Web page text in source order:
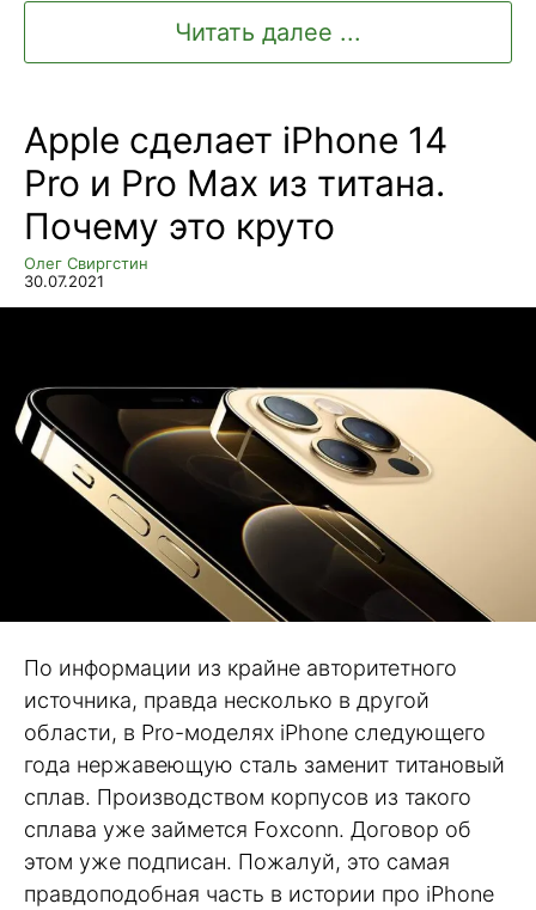
Читать далее ...
Apple сделает iPhone 14
Pro и Pro Max из титана.
Почему это круто
Олег Свиргстин
30.07.2021
По информации из крайне авторитетного
источника, правда несколько в другой
области, в Pro-моделях iPhone следующего
года нержавеющую сталь заменит титановый
сплав. Производством корпусов из такого
сплава уже займется Foxconn. Договор об
этом уже подписан. Пожалуй, это самая
правдоподобная часть в истории про iPhone